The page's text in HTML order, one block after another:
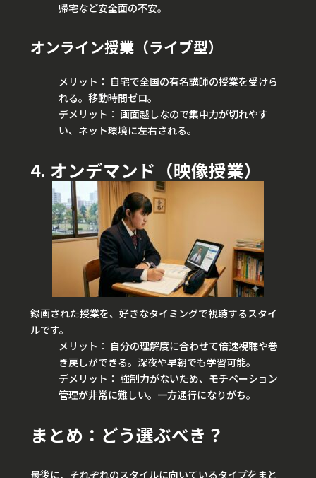
帰宅など安全面の不安。
オンライン授業（ライブ型）
メリット： 自宅で全国の有名講師の授業を受けら
れる。移動時間ゼロ。
デメリット： 画面越しなので集中力が切れやす
い、ネット環境に左右される。
4. オンデマンド（映像授業）
録画された授業を、好きなタイミングで視聴するスタイ
ルです。
メリット： 自分の理解度に合わせて倍速視聴や巻
き戻しができる。深夜や早朝でも学習可能。
デメリット： 強制力がないため、モチベーション
管理が非常に難しい。一方通行になりがち。
まとめ：どう選ぶべき？
最後に、それぞれのスタイルに向いているタイプをまと